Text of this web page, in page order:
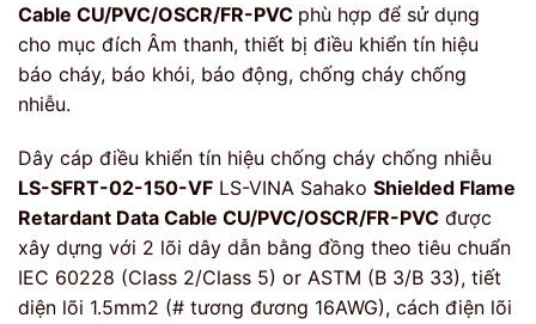
Cable CU/PVC/OSCR/FR-PVC phù hợp để sử dụng
cho mục đích Âm thanh, thiết bị điều khiển tín hiệu
báo cháy, báo khói, báo động, chống cháy chống
nhiễu.
Dây cáp điều khiển tín hiệu chống cháy chống nhiễu
LS-SFRT-02-150-VF LS-VINA Sahako Shielded Flame
Retardant Data Cable CU/PVC/OSCR/FR-PVC được
xây dựng với 2 lõi dây dẫn bằng đồng theo tiêu chuẩn
IEC 60228 (Class 2/Class 5) or ASTM (B 3/B 33), tiết
diện lõi 1.5mm2 (# tương đương 16AWG), cách điện lõi